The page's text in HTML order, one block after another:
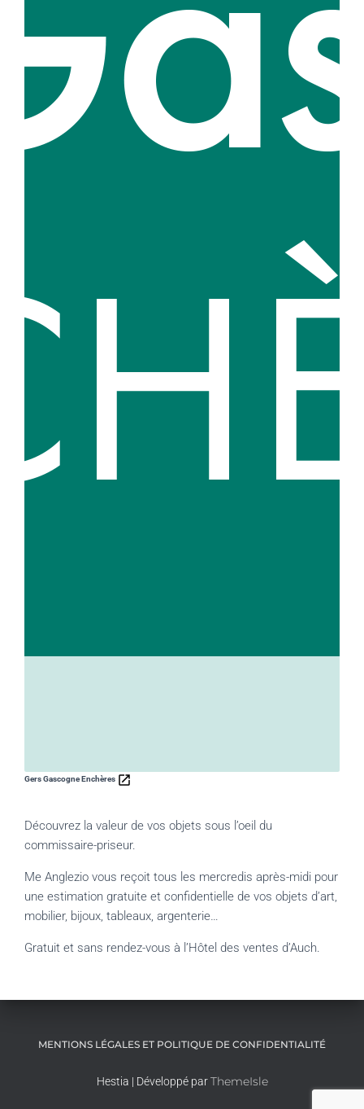
Gers Gascogne Enchères
Découvrez la valeur de vos objets sous l’oeil du
commissaire-priseur.
Me Anglezio vous reçoit tous les mercredis après-midi pour
une estimation gratuite et confidentielle de vos objets d’art,
mobilier, bijoux, tableaux, argenterie…
Gratuit et sans rendez-vous à l’Hôtel des ventes d’Auch.
MENTIONS LÉGALES ET POLITIQUE DE CONFIDENTIALITÉ
Hestia | Développé parThemeIsle